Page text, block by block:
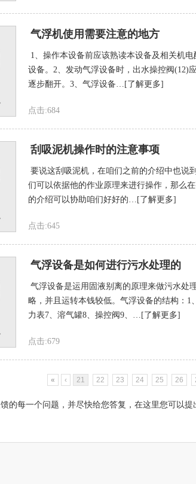
气浮机使用需要注意的地方
1、操作本设备前应该熟读本设备及相关机
设备。2、发动气浮设备时，出水操控阀(12)
逐步翻开。3、气浮设备…[了解更多]
点击:684
刮吸泥机操作时的注意事项
要说这刮吸泥机，在咱们之前的介绍中也说
们可以依据他的作业原理来进行操作，那么
的介绍可以协助咱们好好的…[了解更多]
点击:645
气浮设备是如何进行污水处理的
气浮设备是运用固液别离的原理来做污水处
略，并且运转本钱较低。气浮设备的结构：1
力表7、溶气罐8、操控阀9、…[了解更多]
点击:679
« ‹ 21 22 23 24 25 26
的每一个问题，并尽快给您答复，在这里您可以提